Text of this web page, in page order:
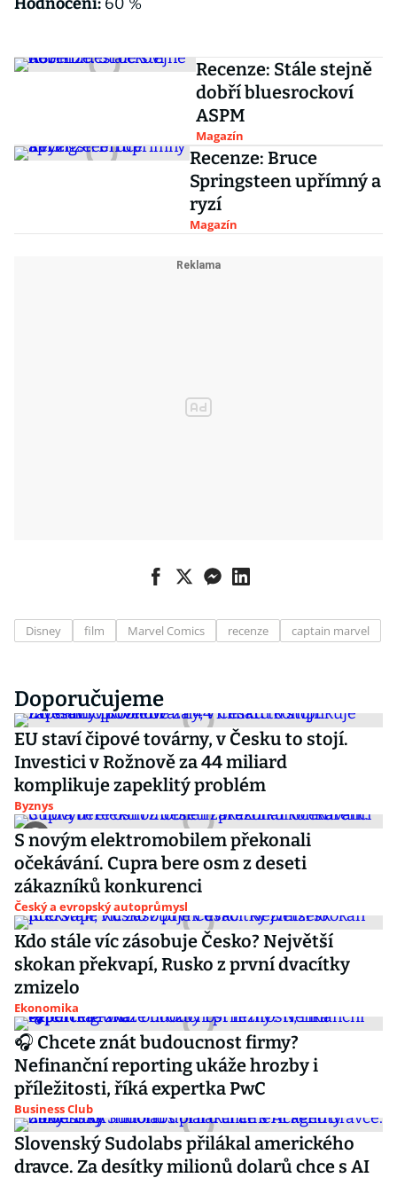
Recenze: Stále stejně
dobří bluesrockoví
ASPM
Magazín
Recenze: Bruce
Springsteen upřímný a
ryzí
Magazín
Disney film Marvel Comics recenze captain marvel
Doporučujeme
EU staví čipové továrny, v Česku to stojí.
Investici v Rožnově za 44 miliard
komplikuje zapeklitý problém
Byznys
S novým elektromobilem překonali
očekávání. Cupra bere osm z deseti
zákazníků konkurenci
Český a evropský autoprůmysl
Kdo stále víc zásobuje Česko? Největší
skokan překvapí, Rusko z první dvacítky
zmizelo
Ekonomika
🎧 Chcete znát budoucnost firmy?
Nefinanční reporting ukáže hrozby i
příležitosti, říká expertka PwC
Business Club
Slovenský Sudolabs přilákal amerického
dravce. Za desítky milionů dolarů chce s AI